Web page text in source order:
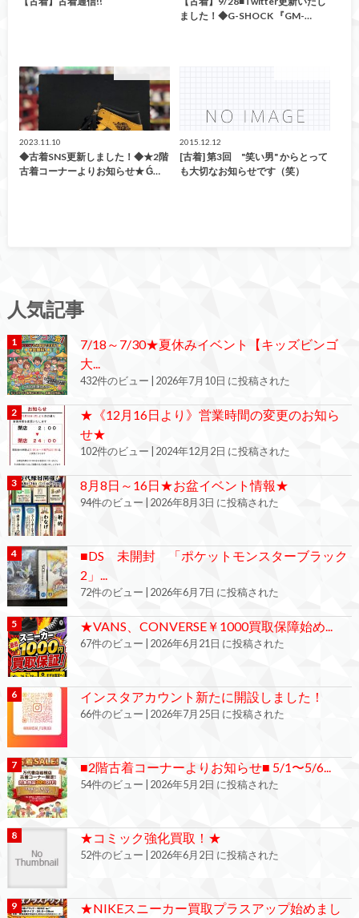
ました！◆G-SHOCK 『GM-…
2023.11.10
◆古着SNS更新しました！◆★2階
古着コーナーよりお知らせ★ Ǵ…
2015.12.12
[古着] 第3回 "笑い男" からとって
も大切なお知らせです（笑）
人気記事
7/18～7/30★夏休みイベント【キッズビンゴ
大...
432件のビュー | 2026年7月10日 に投稿された
★《12月16日より》営業時間の変更のお知ら
せ★
102件のビュー | 2024年12月2日 に投稿された
8月8日～16日★お盆イベント情報★
94件のビュー | 2026年8月3日 に投稿された
■DS 未開封 「ポケットモンスターブラック
2」...
72件のビュー | 2026年6月7日 に投稿された
★VANS、CONVERSE￥1000買取保障始め...
67件のビュー | 2026年6月21日 に投稿された
インスタアカウント新たに開設しました！
66件のビュー | 2026年7月25日 に投稿された
■2階古着コーナーよりお知らせ■ 5/1〜5/6...
54件のビュー | 2026年5月2日 に投稿された
★コミック強化買取！★
52件のビュー | 2026年6月2日 に投稿された
★NIKEスニーカー買取プラスアップ始めまし